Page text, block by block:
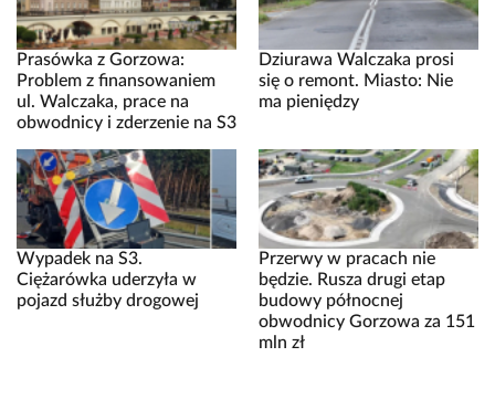
Prasówka z Gorzowa:
Problem z finansowaniem
ul. Walczaka, prace na
obwodnicy i zderzenie na S3
Dziurawa Walczaka prosi
się o remont. Miasto: Nie
ma pieniędzy
Wypadek na S3.
Ciężarówka uderzyła w
pojazd służby drogowej
Przerwy w pracach nie
będzie. Rusza drugi etap
budowy północnej
obwodnicy Gorzowa za 151
mln zł